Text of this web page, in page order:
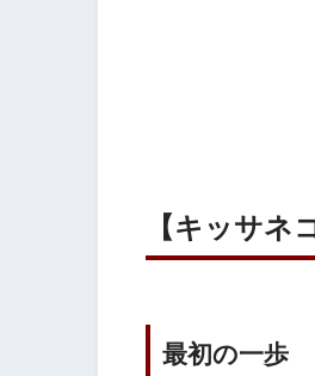
【キッサネ
最初の一歩